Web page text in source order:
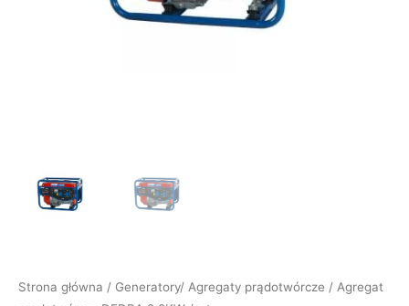
Strona główna / Generatory/ Agregaty prądotwórcze / Agregat